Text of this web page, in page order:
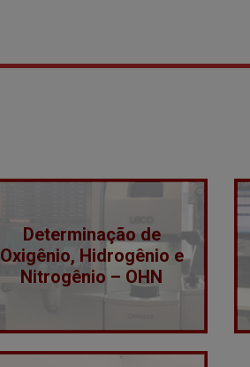
Determinação de
Oxigênio, Hidrogênio e
Nitrogênio – OHN